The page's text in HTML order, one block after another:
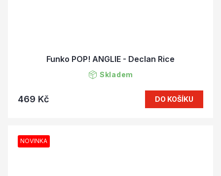
Funko POP! ANGLIE - Declan Rice
Skladem
469 Kč DO KOŠÍKU
NOVINKA